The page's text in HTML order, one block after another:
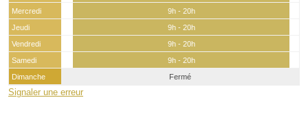
Mercredi
9h - 20h
Jeudi
9h - 20h
Vendredi
9h - 20h
Samedi
9h - 20h
Dimanche
Fermé
Signaler une erreur